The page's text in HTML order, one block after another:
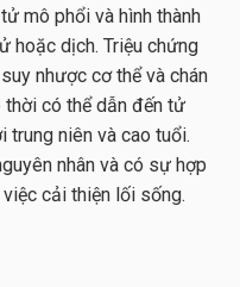
mô phổi và hình thành
hoặc dịch. Triệu chứng
nhược cơ thể và chán
thời có thể dẫn đến tử
trung niên và cao tuổi.
nhân và có sự hợp
cải thiện lối sống.